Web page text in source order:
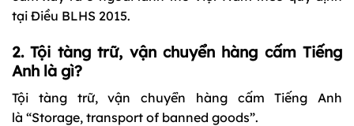
tại Điều BLHS 2015.
2. Tội tàng trữ, vận chuyển hàng cấm Tiếng
Anh là gì?
Tội tàng trữ, vận chuyển hàng cấm Tiếng Anh
là “Storage, transport of banned goods”.